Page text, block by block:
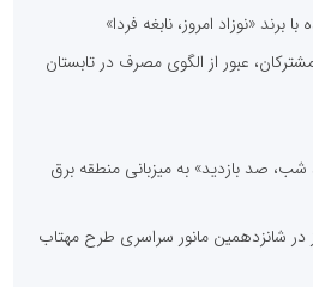
برند «نوزاد امروز، نابغه فردا»
عبور از الگوی مصرف در تابستان
صد بازدید» به میزبانی منطقه برق
غیرمجاز در شانزدهمین مانور سراسری طرح مهتاب